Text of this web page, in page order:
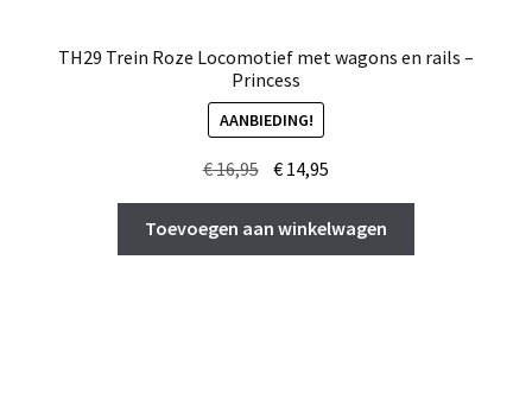
TH29 Trein Roze Locomotief met wagons en rails –
Princess
AANBIEDING!
€16,95 Oorspronkelijke
was:
€ 16,95.
€ 14,95
is:
€ 14,95.
Toevoegen aan winkelwagen